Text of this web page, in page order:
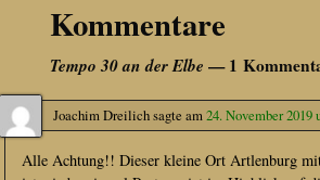
Kommentare
Tempo 30 an der Elbe — 1
Joachim Dreilichsagte am24. November 2019
Alle Achtung!! Dieser kleine Ort Artlenburg